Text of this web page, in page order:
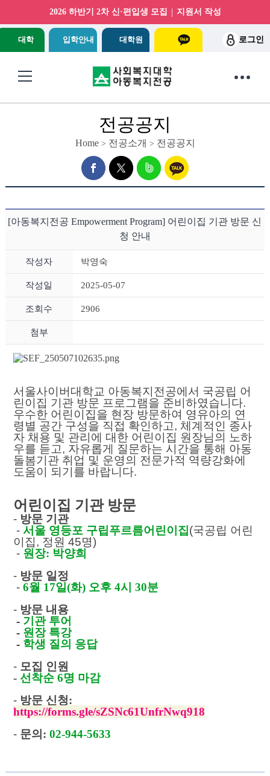
대학 입학안내 대학원
2026 하반기 2차 신·편입생 모집 | 지원서 작성
로그인
전공공지
Home> 전공소개 > 전공공지
[아동복지전공 Empowerment Program] 어린이집 기관 방문 신
청 안내
작성자 박영숙
작성일 2025-05-07
조회수 2906
첨부
서울사이버대학교 아동복지전공에서 국공립 어
린이집 기관 방문 프로그램을 준비하였습니다.
우수한 어린이집을 현장 방문하여 영유아의 연
령별 공간 구성을 직접 확인하고, 체계적인 종사
자 채용 및 관리에 대한 어린이집 원장님의 노하
우를 듣고, 자유롭게 질문하는 시간을 통해 아동
돌봄기관 취업 및 운영의 전문가적 역량강화에
도움이 되기를 바랍니다.
어린이집 기관 방문
- 방문 기관
- 서울 영등포 구립푸르름어린이집(국공립 어린
이집, 정원 45명)
- 원장: 박양희
- 방문 일정
- 6월 17일(화) 오후 4시 30분
-방문 내용
- 기관 투어
- 원장 특강
- 학생 질의 응답
- 모집 인원
- 선착순 6명 마감
- 방문 신청:
https://forms.gle/sZSNc61UnfrNwq918
- 문의: 02-944-5633